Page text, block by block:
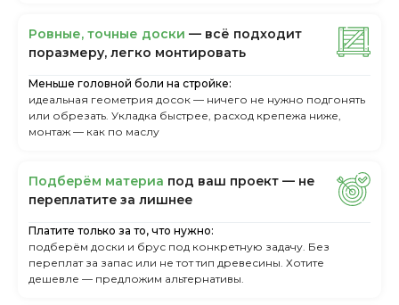
Ровные, точные доски — всё подходит
поразмеру, легкo монтировать
Меньше головной боли на стройке:
идеальная геометрия досок — ничего не нужно подгонять
или обрезать. Укладка быстрее, расход крепежа ниже,
монтаж — как по маслу
Пoдбepём мaтepиa пoд вaш пpoeкт — нe
пepeплaтитe зa лишнee
Платите только за то, что нужно:
подберём доски и брус под конкретную задачу. Без
переплат за запас или не тот тип древесины. Хотите
дешевле — предложим альтернативы.